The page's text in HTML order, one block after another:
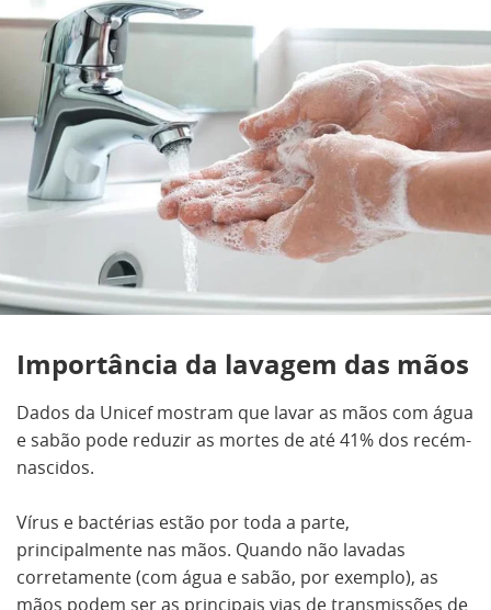
Importância da lavagem das mãos
Dados da Unicef mostram que lavar as mãos com água
e sabão pode reduzir as mortes de até 41% dos recém-
nascidos.
Vírus e bactérias estão por toda a parte,
principalmente nas mãos. Quando não lavadas
corretamente (com água e sabão, por exemplo), as
mãos podem ser as principais vias de transmissões de